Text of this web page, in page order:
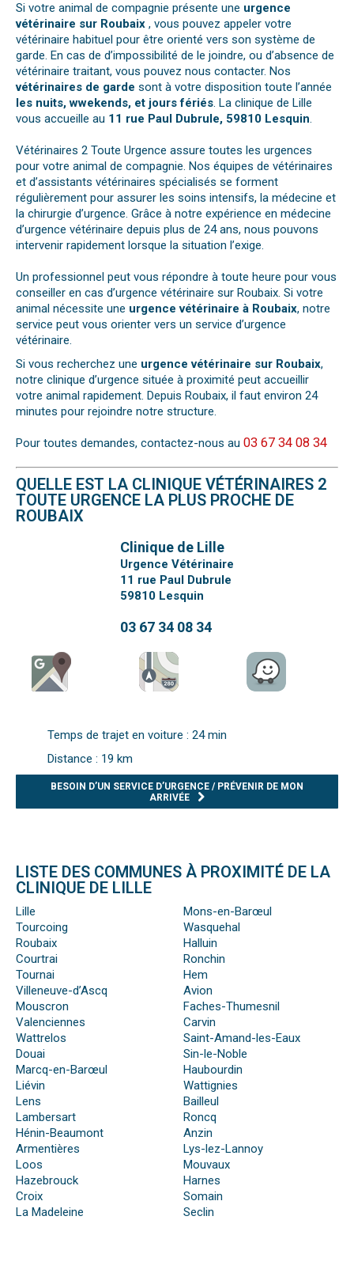
Si votre animal de compagnie présente une urgence
vétérinaire sur Roubaix , vous pouvez appeler votre
vétérinaire habituel pour être orienté vers son système de
garde. En cas de d’impossibilité de le joindre, ou d’absence de
vétérinaire traitant, vous pouvez nous contacter. Nos
vétérinaires de garde sont à votre disposition toute l’année
les nuits, wwekends, et jours fériés. La clinique de Lille
vous accueille au 11 rue Paul Dubrule, 59810 Lesquin.
Vétérinaires 2 Toute Urgence assure toutes les urgences
pour votre animal de compagnie. Nos équipes de vétérinaires
et d’assistants vétérinaires spécialisés se forment
régulièrement pour assurer les soins intensifs, la médecine et
la chirurgie d’urgence. Grâce à notre expérience en médecine
d’urgence vétérinaire depuis plus de 24 ans, nous pouvons
intervenir rapidement lorsque la situation l’exige.
Un professionnel peut vous répondre à toute heure pour vous
conseiller en cas d’urgence vétérinaire sur Roubaix. Si votre
animal nécessite une urgence vétérinaire à Roubaix, notre
service peut vous orienter vers un service d’urgence
vétérinaire.
Si vous recherchez une urgence vétérinaire sur Roubaix,
notre clinique d’urgence située à proximité peut accueillir
votre animal rapidement. Depuis Roubaix, il faut environ 24
minutes pour rejoindre notre structure.
Pour toutes demandes, contactez-nous au 03 67 34 08 34
QUELLE EST LA CLINIQUE VÉTÉRINAIRES 2
TOUTE URGENCE LA PLUS PROCHE DE
ROUBAIX
Clinique de Lille
Urgence Vétérinaire
11 rue Paul Dubrule
59810 Lesquin
03 67 34 08 34
Temps de trajet en voiture : 24 min
Distance : 19 km
BESOIN D’UN SERVICE D’URGENCE / PRÉVENIR DE MON
ARRIVÉE
LISTE DES COMMUNES À PROXIMITÉ DE LA
CLINIQUE DE LILLE
Lille
Tourcoing
Roubaix
Courtrai
Tournai
Villeneuve-d’Ascq
Mouscron
Valenciennes
Wattrelos
Douai
Marcq-en-Barœul
Liévin
Lens
Lambersart
Hénin-Beaumont
Armentières
Loos
Hazebrouck
Croix
La Madeleine
Mons-en-Barœul
Wasquehal
Halluin
Ronchin
Hem
Avion
Faches-Thumesnil
Carvin
Saint-Amand-les-Eaux
Sin-le-Noble
Haubourdin
Wattignies
Bailleul
Roncq
Anzin
Lys-lez-Lannoy
Mouvaux
Harnes
Somain
Seclin